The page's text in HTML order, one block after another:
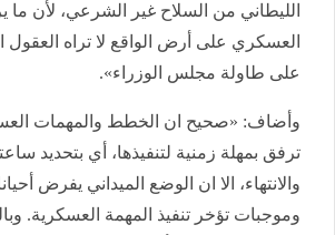
الليطاني من السلاح غير الشرعي، لأن ما
العسكري على أرض الواقع لا تراه العقول
على طاولة مجلس الوزراء».
وأضاف: «صحيح ان الخطط والمهمات
ترفق بمهلة زمنية لتنفيذها، أي بتحديد
والانتهاء، الا ان الوضع الميداني يفرض
وموجبات تؤخر تنفيذ المهمة العسكرية.